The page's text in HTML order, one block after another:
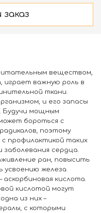
веществом,
важную роль в
ткани.
и его запасы
Будучи мощным
бороться с
поэтому
профилактикой таких
заболевания сердца.
ран, повысить
железа.
кислота.
кислотой могут
из них –
с которыми